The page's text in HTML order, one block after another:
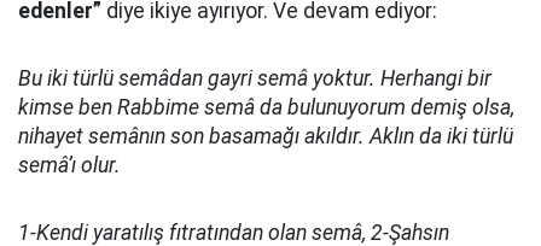
edenler” diye ikiye ayırıyor. Ve devam ediyor:
Bu iki türlü semâdan gayri semâ yoktur. Herhangi bir
kimse ben Rabbime semâ da bulunuyorum demiş olsa,
nihayet semânın son basamağı akıldır. Aklın da iki türlü
semâ’ı olur.
1-Kendi yaratılış fıtratından olan semâ, 2-Şahsın